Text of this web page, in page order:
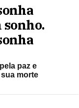
sonho.
paz e
morte